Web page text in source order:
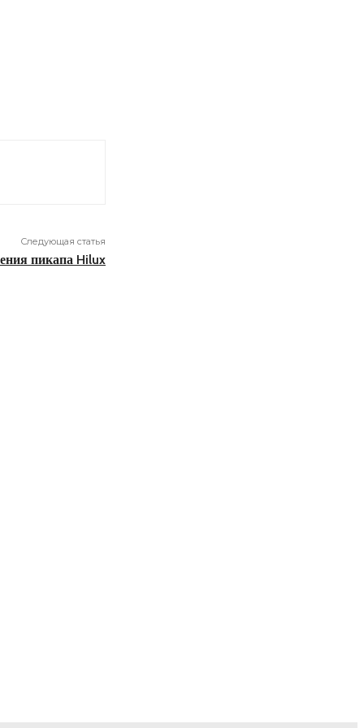
Следующая статья
пикапа Hilux